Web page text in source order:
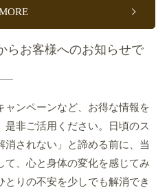
らお客様へのお知らせで
ャンペーンなど、お得な情報を
是非ご活用ください。日頃のス
消されない」と諦める前に、当
て、心と身体の変化を感じてみ
りの不安を少しでも解消でき